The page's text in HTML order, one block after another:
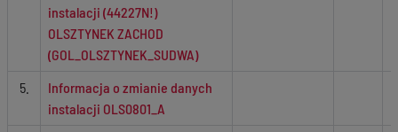
instalacji (44227N!)
OLSZTYNEK ZACHOD
(GOL_OLSZTYNEK_SUDWA)
5.
Informacja o zmianie danych
instalacji OLS0801_A